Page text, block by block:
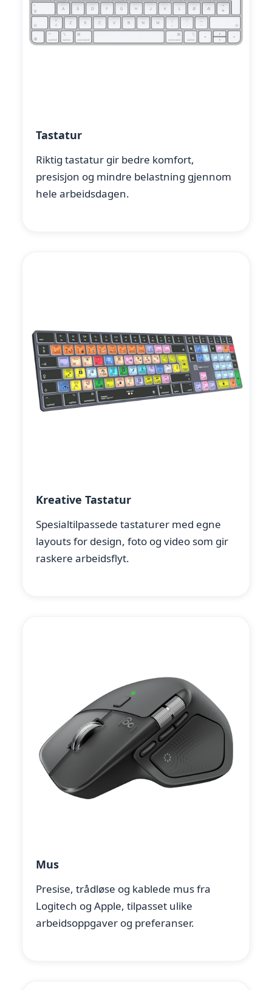
Tastatur
Riktig tastatur gir bedre komfort,
presisjon og mindre belastning gjennom
hele arbeidsdagen.
Kreative Tastatur
Spesialtilpassede tastaturer med egne
layouts for design, foto og video som gir
raskere arbeidsflyt.
Mus
Presise, trådløse og kablede mus fra
Logitech og Apple, tilpasset ulike
arbeidsoppgaver og preferanser.